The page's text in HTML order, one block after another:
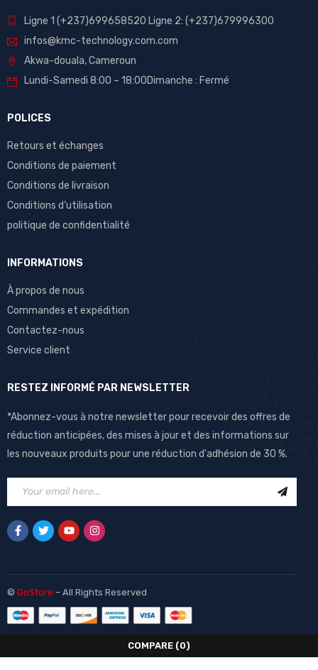
Ligne 1 (+237)699658520 Ligne 2: (+237)679996300
infos@kmc-technology.com.com
Akwa-douala, Cameroun
Lundi-Samedi 8:00 – 18:00Dimanche : Fermé
POLICES
Retours et échanges
Conditions de paiement
Conditions de livraison
Conditions d’utilisation
politique de confidentialité
INFORMATIONS
À propos de nous
Commandes et expédition
Contactez-nous
Service client
RESTEZ INFORMÉ PAR NEWSLETTER
*Abonnez-vous à notre newsletter pour recevoir des offres de
réduction anticipées, des mises à jour et des informations sur
les nouveaux produits pour une réduction d'adhésion de 30 %.
© GoStore – All Rights Reserved
COMPARE (0)